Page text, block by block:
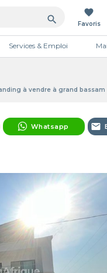
search
favorite
Favoris
Services & Emploi
à vendre à grand bassam
Whatsapp email